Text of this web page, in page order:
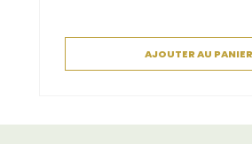
AJOUTER AU PANIER